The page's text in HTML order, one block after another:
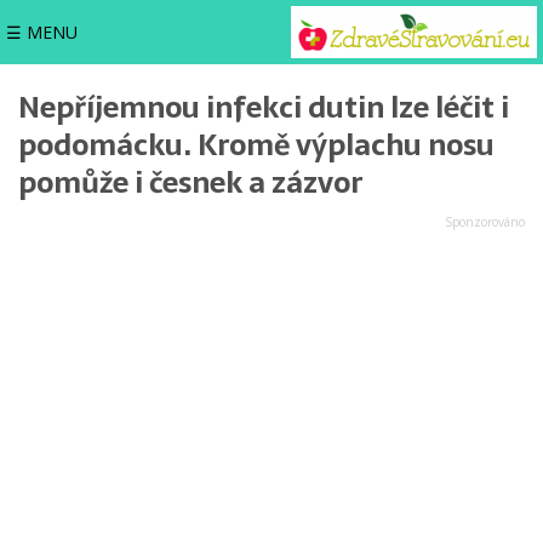
☰ MENU
Nepříjemnou infekci dutin lze léčit i
podomácku. Kromě výplachu nosu
pomůže i česnek a zázvor